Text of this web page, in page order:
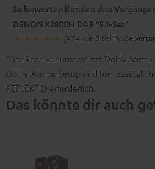
So bewerten Kunden den
DENON X2800H DAB "5.1-Set"
(4.94 von 5 bei 116
*Der Receiver unterstützt Dolby
Dolby‑Atmos‑Setup sind hier
REFLEKT 2) erforderlich.
Das könnte dir auch